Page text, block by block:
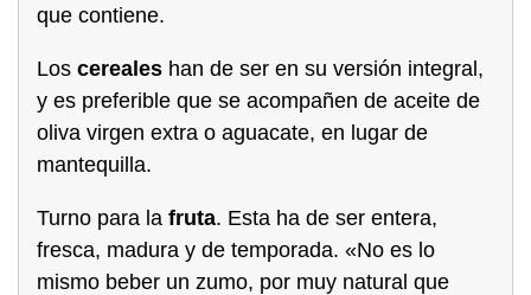
que contiene.
Los cereales han de ser en su versión integral,
y es preferible que se acompañen de aceite de
oliva virgen extra o aguacate, en lugar de
mantequilla.
Turno para la fruta. Esta ha de ser entera,
fresca, madura y de temporada. «No es lo
mismo beber un zumo, por muy natural que